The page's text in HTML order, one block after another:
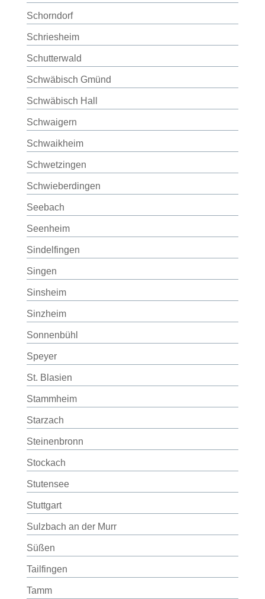
Schorndorf
Schriesheim
Schutterwald
Schwäbisch Gmünd
Schwäbisch Hall
Schwaigern
Schwaikheim
Schwetzingen
Schwieberdingen
Seebach
Seenheim
Sindelfingen
Singen
Sinsheim
Sinzheim
Sonnenbühl
Speyer
St. Blasien
Stammheim
Starzach
Steinenbronn
Stockach
Stutensee
Stuttgart
Sulzbach an der Murr
Süßen
Tailfingen
Tamm